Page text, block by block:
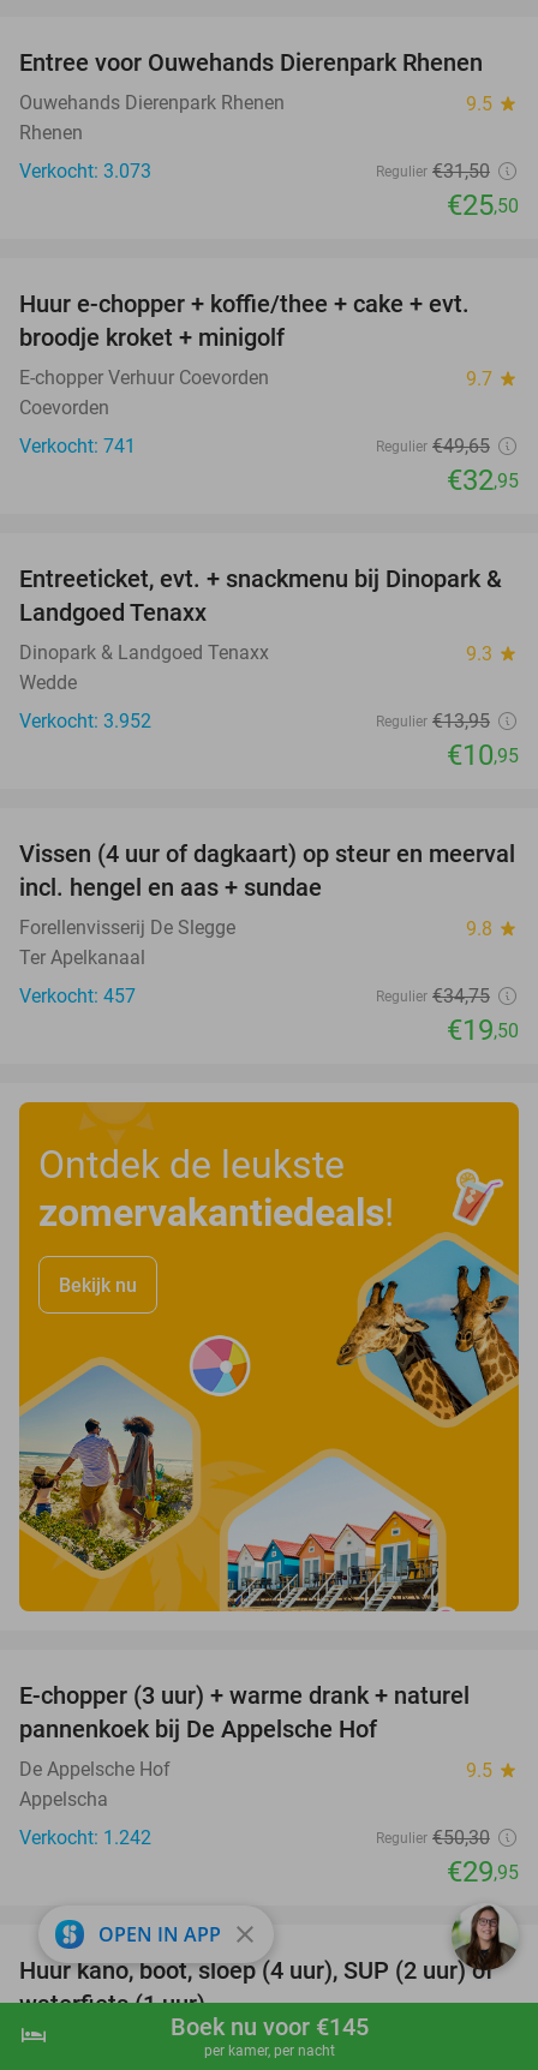
shopping_cart Boek nu
hotel Boek nu voor €145
per kamer, per nacht
19%
Entree voor Ouwehands Dierenpark Rhenen
Ouwehands Dierenpark Rhenen 9.5 star
Rhenen
Verkocht: 3.073
Regulier €31,50
€25,50
34%
Huur e-chopper + koffie/thee + cake + evt.
broodje kroket + minigolf
E-chopper Verhuur Coevorden 9.7 star
Coevorden
Verkocht: 741
Regulier €49,65
€32,95
22%
Entreeticket, evt. + snackmenu bij Dinopark &
Landgoed Tenaxx
Dinopark & Landgoed Tenaxx 9.3 star
Wedde
Verkocht: 3.952
Regulier €13,95
€10,95
44%
Vissen (4 uur of dagkaart) op steur en meerval
incl. hengel en aas + sundae
Forellenvisserij De Slegge 9.8 star
Ter Apelkanaal
Verkocht: 457
Regulier €34,75
€19,50
Ontdek de leukste
zomervakantiedeals!
Bekijk nu
40%
E-chopper (3 uur) + warme drank + naturel
pannenkoek bij De Appelsche Hof
De Appelsche Hof 9.5 star
Appelscha
Verkocht: 1.242
Regulier €50,30
€29,95
37%
favorite_border
Huur kano, boot, sloep (4 uur), SUP (2 uur) of
waterfiets (1 uur)
Peddel en Zo
OPEN IN APP close